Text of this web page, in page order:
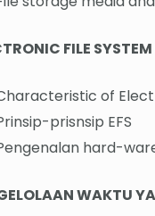
FILE
of
prisnsip EFS
hard-
WAKTU